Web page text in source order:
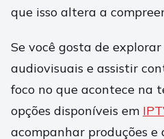
que isso altera a
Se você gosta de
audiovisuais e assistir
foco no que acontece na
opções disponíveis em
acompanhar produções e